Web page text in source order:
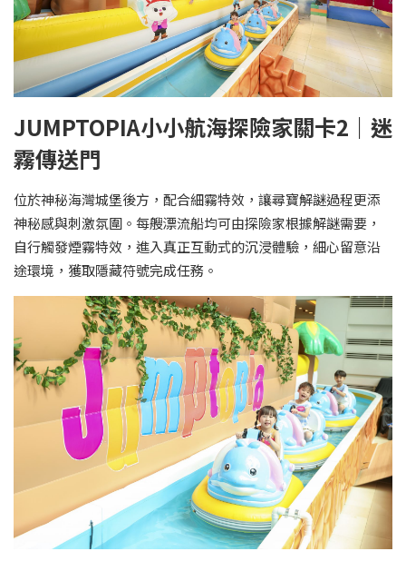
JUMPTOPIA小小航海探險家關卡2｜迷
霧傳送門
位於神秘海灣城堡後方，配合細霧特效，讓尋寶解謎過程更添
神秘感與刺激氛圍。每艘漂流船均可由探險家根據解謎需要，
自行觸發煙霧特效，進入真正互動式的沉浸體驗，細心留意沿
途環境，獲取隱藏符號完成任務。